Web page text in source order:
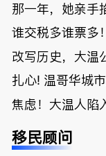
那一年，她亲手
谁交税多谁票多
改写历史，大温
扎心! 温哥华城
焦虑！大温人陷
移民顾问